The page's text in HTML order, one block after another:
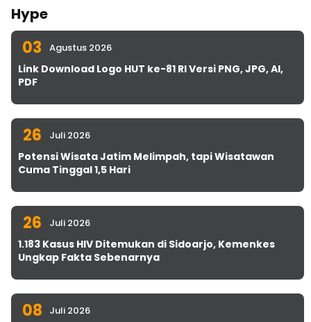
Hype
03 Agustus 2026
Link Download Logo HUT ke-81 RI Versi PNG, JPG, AI,
PDF
26 Juli 2026
Potensi Wisata Jatim Melimpah, tapi Wisatawan
Cuma Tinggal 1,5 Hari
26 Juli 2026
1.183 Kasus HIV Ditemukan di Sidoarjo, Kemenkes
Ungkap Fakta Sebenarnya
08 Juli 2026